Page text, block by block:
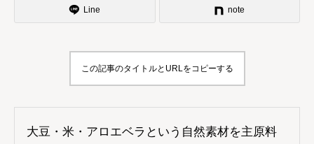
Line note
この記事のタイトルとURLをコピーする
大豆・米・アロエベラという自然素材を主原料